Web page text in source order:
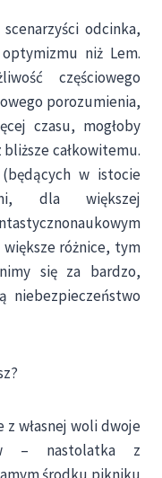
odcinka,
niż Lem.
częściowego
porozumienia,
czasu, mogłoby
całkowitemu.
w istocie
dla większej
większe różnice, tym
się za bardzo,
niebezpieczeństwo
własnej woli dwoje
– nastolatka z